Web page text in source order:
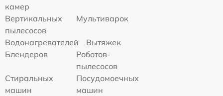
камер
Вертикальных
пылесосов
Мультиварок
Водонагревателей
Вытяжек
Блендеров
Роботов-
пылесосов
Стиральных
машин
Посудомоечных
машин